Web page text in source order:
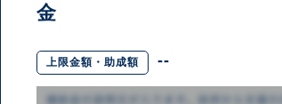
金
上限金額・助成額 --